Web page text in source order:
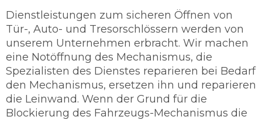
Dienstleistungen zum sicheren Öffnen von
Tür-, Auto- und Tresorschlössern werden von
unserem Unternehmen erbracht. Wir machen
eine Notöffnung des Mechanismus, die
Spezialisten des Dienstes reparieren bei Bedarf
den Mechanismus, ersetzen ihn und reparieren
die Leinwand. Wenn der Grund für die
Blockierung des Fahrzeugs-Mechanismus die